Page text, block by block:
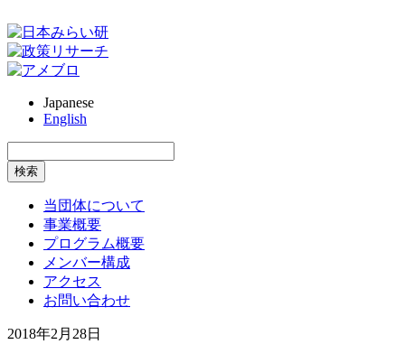
Japanese
English
当団体について
事業概要
プログラム概要
メンバー構成
アクセス
お問い合わせ
2018年2月28日